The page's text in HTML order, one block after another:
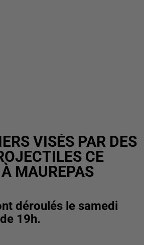
VISÉS PAR DES
CE
MAUREPAS
déroulés le samedi
19h.